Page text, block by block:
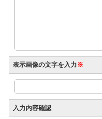
表示画像の文字を入力 ※
入力内容確認